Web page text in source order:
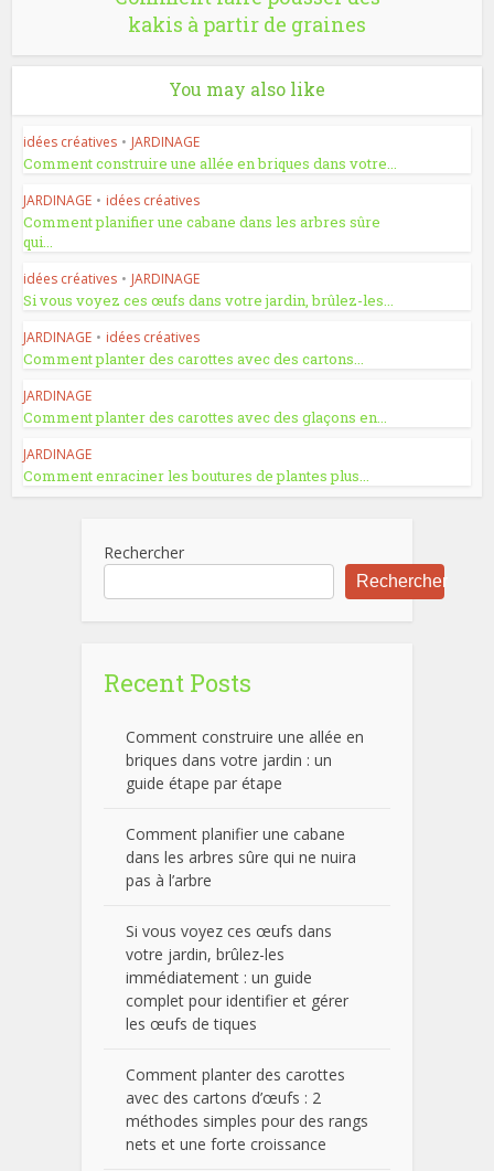
kakis à partir de graines
You may also like
idées créatives • JARDINAGE
Comment construire une allée en briques dans votre...
JARDINAGE • idées créatives
Comment planifier une cabane dans les arbres sûre
qui...
idées créatives • JARDINAGE
Si vous voyez ces œufs dans votre jardin, brûlez-les...
JARDINAGE • idées créatives
Comment planter des carottes avec des cartons...
JARDINAGE
Comment planter des carottes avec des glaçons en...
JARDINAGE
Comment enraciner les boutures de plantes plus...
Rechercher
Rechercher
Recent Posts
Comment construire une allée en
briques dans votre jardin : un
guide étape par étape
Comment planifier une cabane
dans les arbres sûre qui ne nuira
pas à l’arbre
Si vous voyez ces œufs dans
votre jardin, brûlez-les
immédiatement : un guide
complet pour identifier et gérer
les œufs de tiques
Comment planter des carottes
avec des cartons d’œufs : 2
méthodes simples pour des rangs
nets et une forte croissance